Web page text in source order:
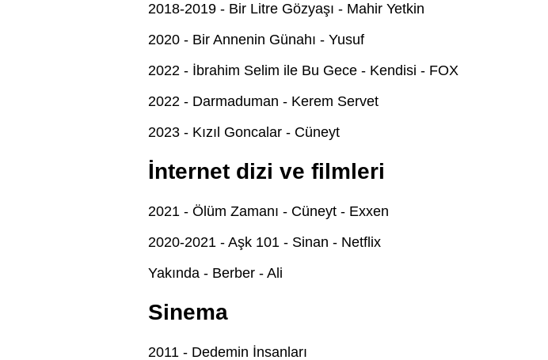
2018-2019 - Bir Litre Gözyaşı - Mahir Yetkin
2020 - Bir Annenin Günahı - Yusuf
2022 - İbrahim Selim ile Bu Gece - Kendisi - FOX
2022 - Darmaduman - Kerem Servet
2023 - Kızıl Goncalar - Cüneyt
İnternet dizi ve filmleri
2021 - Ölüm Zamanı - Cüneyt - Exxen
2020-2021 - Aşk 101 - Sinan - Netflix
Yakında - Berber - Ali
Sinema
2011 - Dedemin İnsanları